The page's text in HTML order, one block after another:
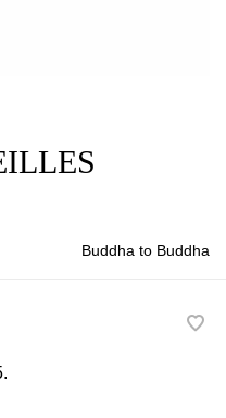
Buddha to Buddha